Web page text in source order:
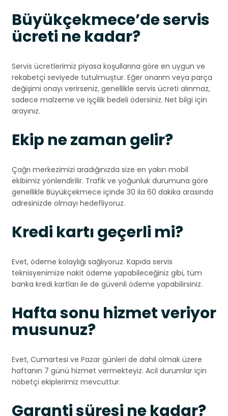
Büyükçekmece’de servis
ücreti ne kadar?
Servis ücretlerimiz piyasa koşullarına göre en uygun ve
rekabetçi seviyede tutulmuştur. Eğer onarım veya parça
değişimi onayı verirseniz, genellikle servis ücreti alınmaz,
sadece malzeme ve işçilik bedeli ödersiniz. Net bilgi için
arayınız.
Ekip ne zaman gelir?
Çağrı merkezimizi aradığınızda size en yakın mobil
ekibimiz yönlendirilir. Trafik ve yoğunluk durumuna göre
genellikle Büyükçekmece içinde 30 ila 60 dakika arasında
adresinizde olmayı hedefliyoruz.
Kredi kartı geçerli mi?
Evet, ödeme kolaylığı sağlıyoruz. Kapıda servis
teknisyenimize nakit ödeme yapabileceğiniz gibi, tüm
banka kredi kartları ile de güvenli ödeme yapabilirsiniz.
Hafta sonu hizmet veriyor
musunuz?
Evet, Cumartesi ve Pazar günleri de dahil olmak üzere
haftanın 7 günü hizmet vermekteyiz. Acil durumlar için
nöbetçi ekiplerimiz mevcuttur.
Garanti süresi ne kadar?